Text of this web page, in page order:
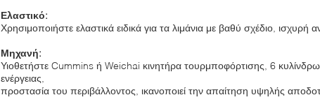
Ελαστικό:
Χρησιμοποιήστε ελαστικά ειδικά για τα λιμάνια με βαθύ σχέδιο, ισχυρή
Μηχανή:
Υιοθετήστε Cummins ή Weichai κινητήρα τουρμποφόρτισης, 6
ενέργειας,
προστασία του περιβάλλοντος, ικανοποιεί την απαίτηση υψηλής